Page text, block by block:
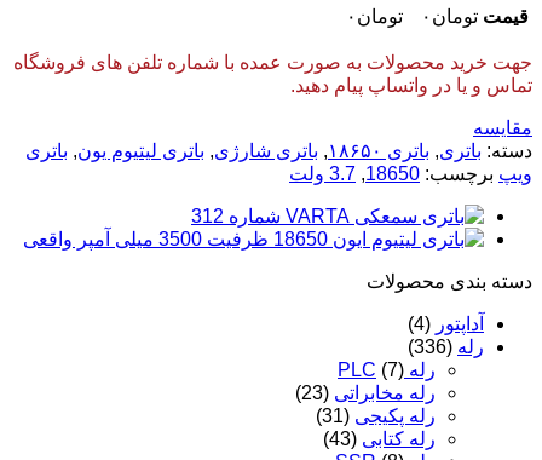
قیمت تومان ۰ تومان ۰
جهت خرید محصولات به صورت عمده با شماره تلفن های فروشگاه
تماس و یا در واتساپ پیام دهید.
مقایسه
دسته: باتری, باتری ۱۸۶۵۰ , باتری شارژی, باتری لیتیوم یون, باتری
ویپ برچسب: 18650
, 3.7 ولت
دسته‌ بندی محصولات
آداپتور (4)
رله (336)
رله PLC (7)
رله مخابراتی (23)
رله پکیجی (31)
رله کتابی (43)